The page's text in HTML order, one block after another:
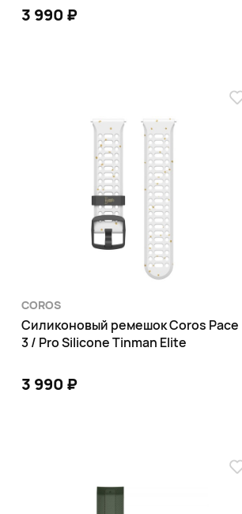
3 990 ₽
COROS
Силиконовый ремешок Coros Pace
3 / Pro Silicone Tinman Elite
3 990 ₽